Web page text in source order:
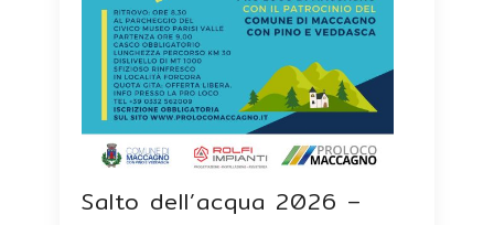
Salto dell’acqua 2026 –